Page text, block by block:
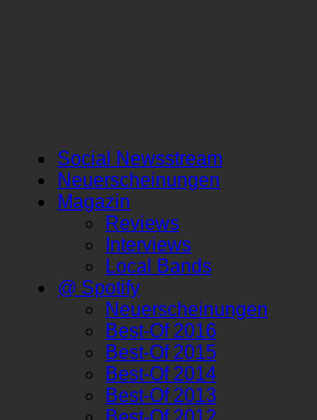
Social Newsstream
Neuerscheinungen
Magazin
Reviews
Interviews
Local Bands
@ Spotify
Neuerscheinungen
Best-Of 2016
Best-Of 2015
Best-Of 2014
Best-Of 2013